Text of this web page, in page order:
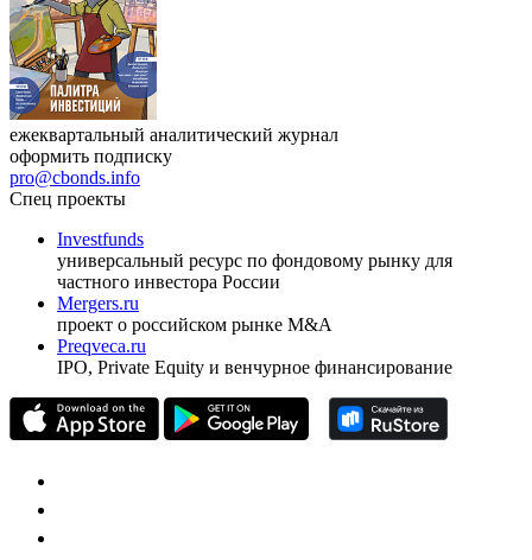
ежеквартальный аналитический журнал
оформить подписку
pro@cbonds.info
Спец проекты
Investfunds
универсальный ресурс по фондовому рынку для
частного инвестора России
Mergers.ru
проект о российском рынке M&A
Preqveca.ru
IPO, Private Equity и венчурное финансирование